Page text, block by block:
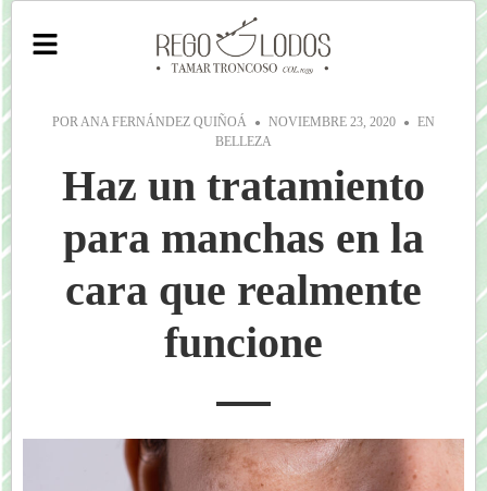
POR ANA FERNÁNDEZ QUIÑOÁ NOVIEMBRE 23, 2020
EN
BELLEZA
Haz un tratamiento
para manchas en la
cara que realmente
funcione